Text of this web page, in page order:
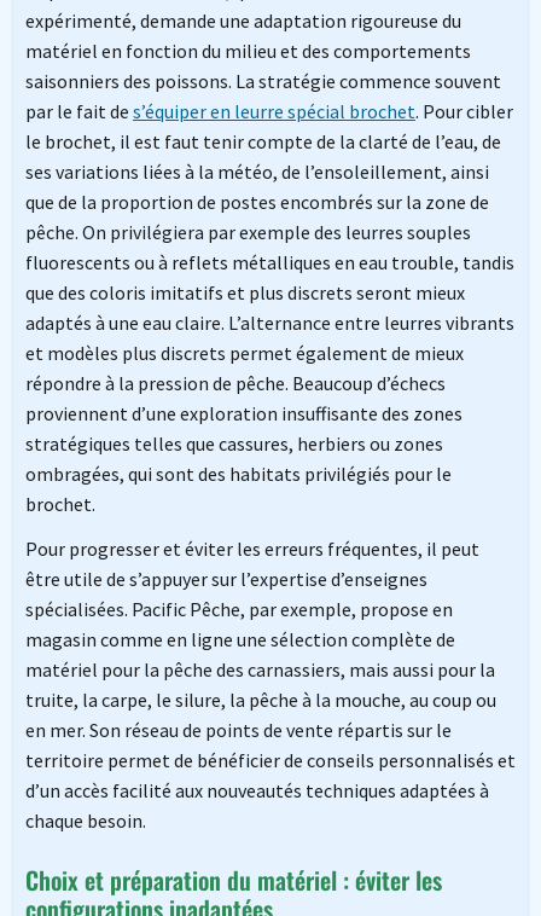
expérimenté, demande une adaptation rigoureuse du
matériel en fonction du milieu et des comportements
saisonniers des poissons. La stratégie commence souvent
par le fait de s’équiper en leurre spécial brochet. Pour cibler
le brochet, il est faut tenir compte de la clarté de l’eau, de
ses variations liées à la météo, de l’ensoleillement, ainsi
que de la proportion de postes encombrés sur la zone de
pêche. On privilégiera par exemple des leurres souples
fluorescents ou à reflets métalliques en eau trouble, tandis
que des coloris imitatifs et plus discrets seront mieux
adaptés à une eau claire. L’alternance entre leurres vibrants
et modèles plus discrets permet également de mieux
répondre à la pression de pêche. Beaucoup d’échecs
proviennent d’une exploration insuffisante des zones
stratégiques telles que cassures, herbiers ou zones
ombragées, qui sont des habitats privilégiés pour le
brochet.
Pour progresser et éviter les erreurs fréquentes, il peut
être utile de s’appuyer sur l’expertise d’enseignes
spécialisées. Pacific Pêche, par exemple, propose en
magasin comme en ligne une sélection complète de
matériel pour la pêche des carnassiers, mais aussi pour la
truite, la carpe, le silure, la pêche à la mouche, au coup ou
en mer. Son réseau de points de vente répartis sur le
territoire permet de bénéficier de conseils personnalisés et
d’un accès facilité aux nouveautés techniques adaptées à
chaque besoin.
Choix et préparation du matériel : éviter les
configurations inadaptées